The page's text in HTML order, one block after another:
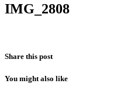
IMG_2808
Share this post
You might also like